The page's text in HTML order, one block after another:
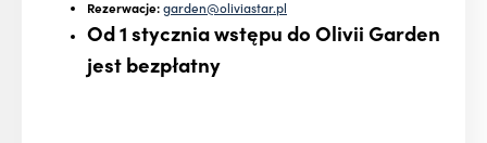
Rezerwacje:garden@oliviastar.pl
Od 1 stycznia wstępu do Olivii Garden
jest bezpłatny